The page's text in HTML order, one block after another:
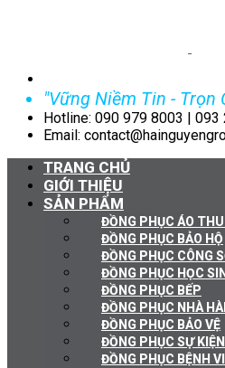
"Vững Niềm Tin - Trọn
Hotline: 090 979 8003 | 093
Email:
TRANG CHỦ
GIỚI THIỆU
SẢN PHẨM
ĐỒNG PHỤC ÁO
ĐỒNG PHỤC BẢO HỘ
ĐỒNG PHỤC CÔNG
ĐỒNG PHỤC HỌC
ĐỒNG PHỤC BẾP
ĐỒNG PHỤC NHÀ
ĐỒNG PHỤC BẢO VỆ
ĐỒNG PHỤC SỰ KIỆN
ĐỒNG PHỤC BỆNH